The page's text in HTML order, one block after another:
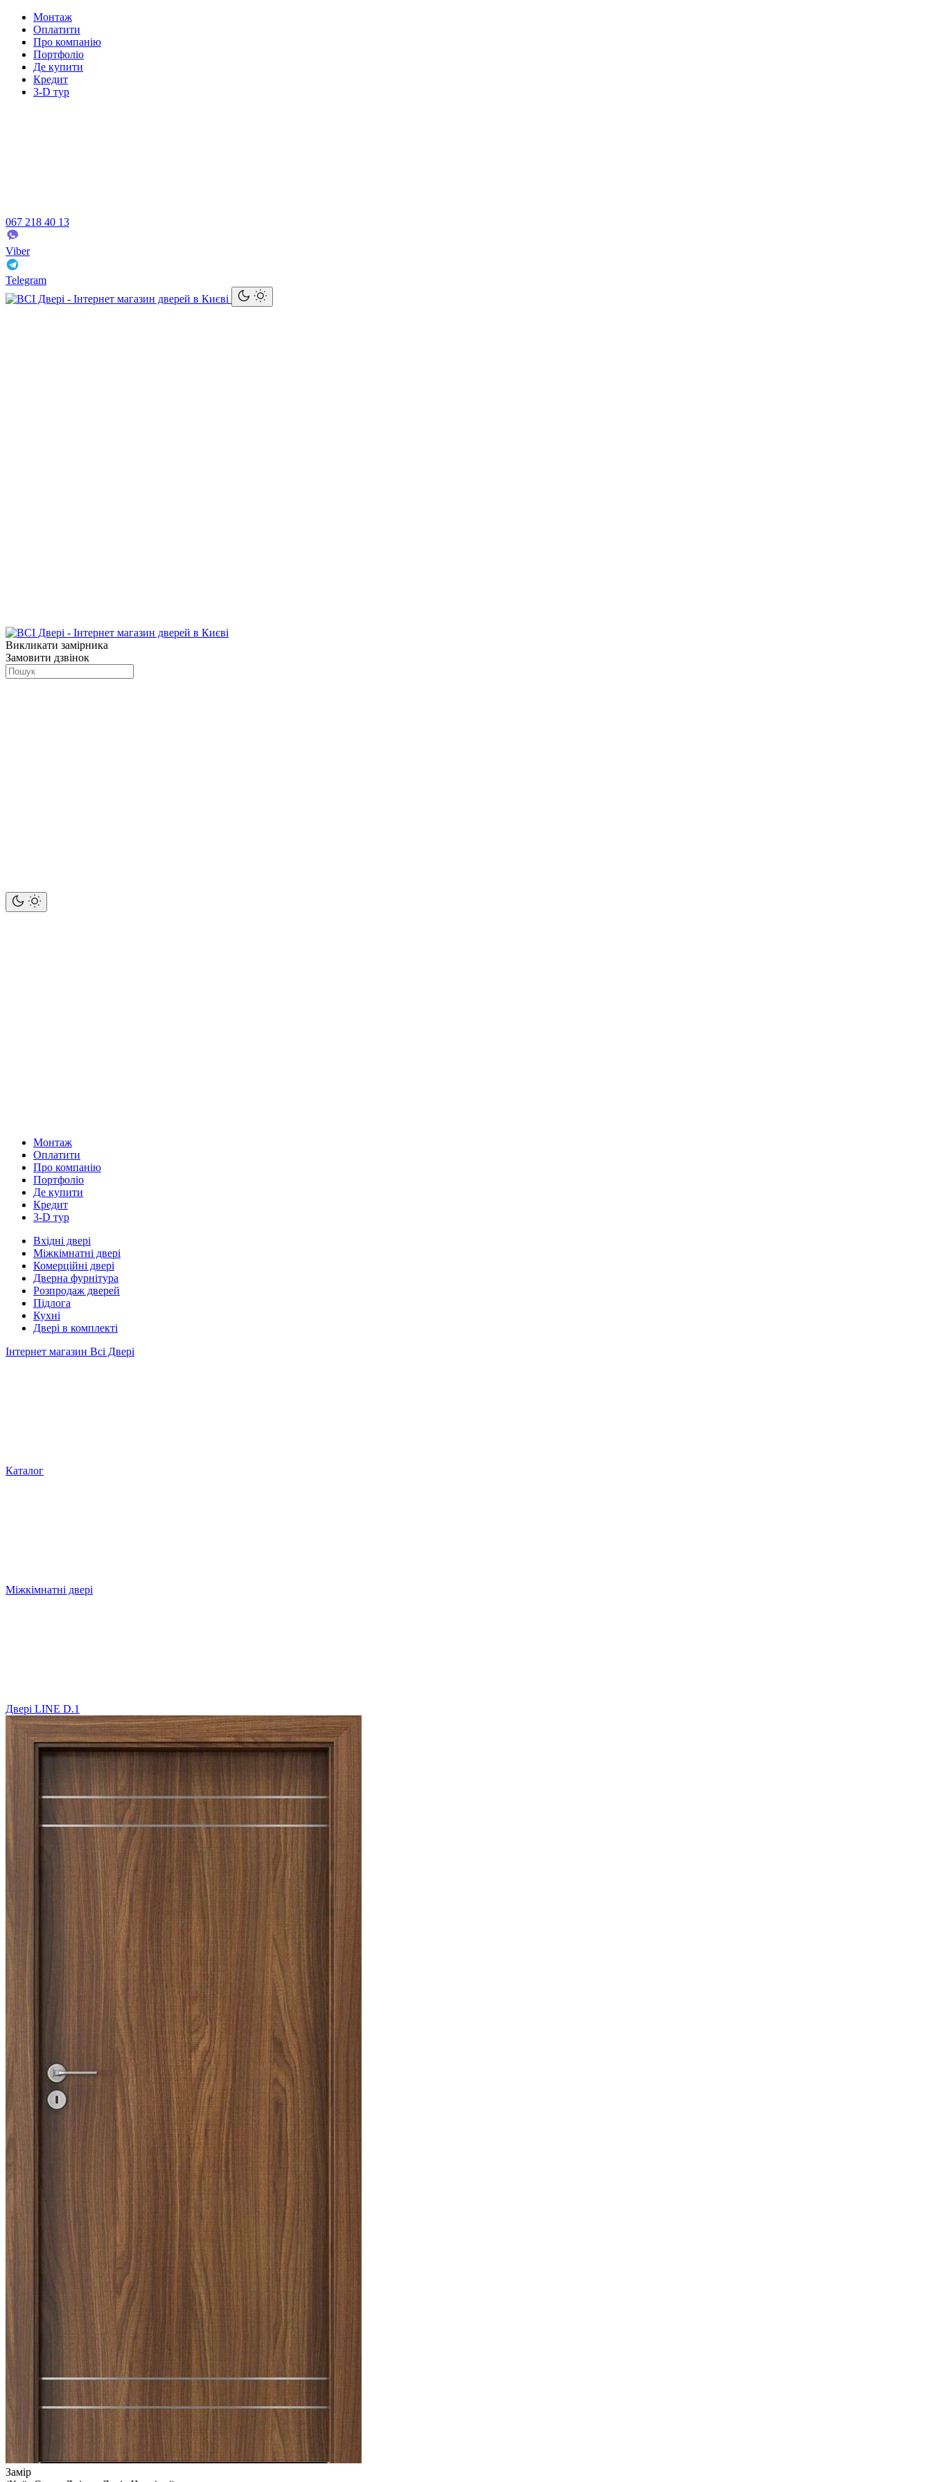
Монтаж
Оплатити
Про компанію
Портфоліо
Де купити
Кредит
3-D тур
067 218 40 13
Viber
Telegram
Викликати замірника
Замовити дзвінок
Монтаж
Оплатити
Про компанію
Портфоліо
Де купити
Кредит
3-D тур
Вхідні двері
Міжкімнатні двері
Комерційні двері
Дверна фурнітура
Розпродаж дверей
Підлога
Кухні
Двері в комплекті
Інтернет магазин Всі Двері
Каталог
Міжкімнатні двері
Двері LINE D.1
Замір